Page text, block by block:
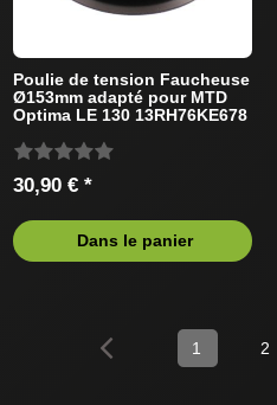
Poulie de tension Faucheuse
Ø153mm adapté pour MTD
Optima LE 130 13RH76KE678
30,90 € *
Dans le panier
1 2